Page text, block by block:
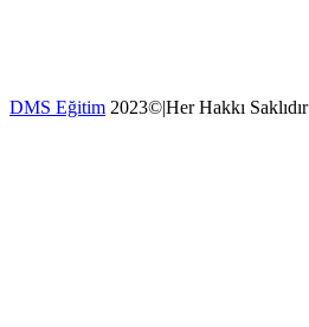
DMS Eğitim 2023©|Her Hakkı Saklıdır